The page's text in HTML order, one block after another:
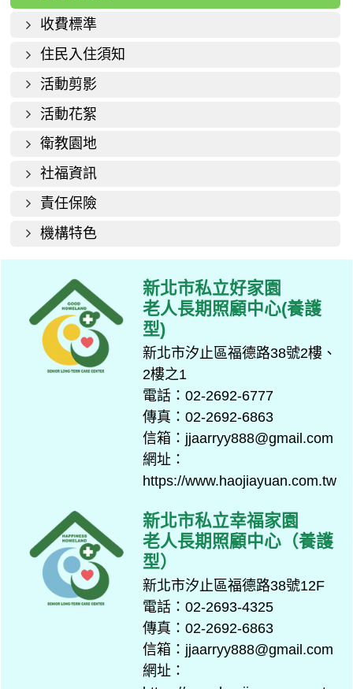
收費標準
住民入住須知
活動剪影
活動花絮
衛教園地
社福資訊
責任保險
機構特色
新北市私立好家園
老人長期照顧中心(養護
型)
新北市汐止區福德路38號2樓、
2樓之1
電話：02-2692-6777
傳真：02-2692-6863
信箱：jjaarryy888@gmail.com
網址：
https://www.haojiayuan.com.tw
新北市私立幸福家園
老人長期照顧中心（養護
型）
新北市汐止區福德路38號12F
電話：02-2693-4325
傳真：02-2692-6863
信箱：jjaarryy888@gmail.com
網址：